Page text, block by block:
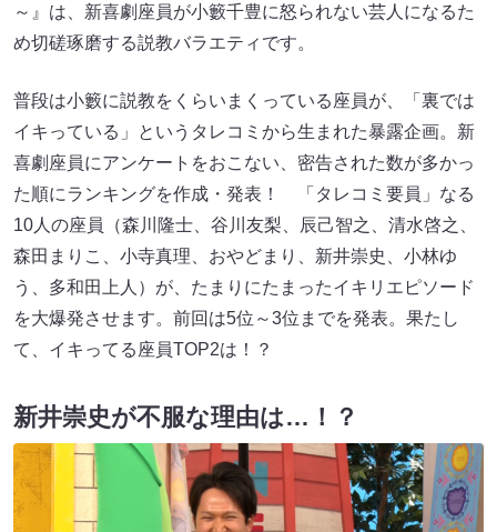
～』は、新喜劇座員が小籔千豊に怒られない芸人になるた
め切磋琢磨する説教バラエティです。
普段は小籔に説教をくらいまくっている座員が、「裏では
イキっている」というタレコミから生まれた暴露企画。新
喜劇座員にアンケートをおこない、密告された数が多かっ
た順にランキングを作成・発表！ 「タレコミ要員」なる
10人の座員（森川隆士、谷川友梨、辰己智之、清水啓之、
森田まりこ、小寺真理、おやどまり、新井崇史、小林ゆ
う、多和田上人）が、たまりにたまったイキリエピソード
を大爆発させます。前回は5位～3位までを発表。果たし
て、イキってる座員TOP2は！？
新井崇史が不服な理由は…！？